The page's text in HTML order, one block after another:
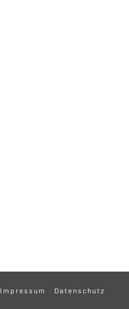
Impressum Datenschutz